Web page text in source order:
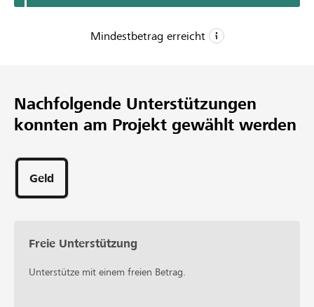
Mindestbetrag erreicht
CHF 100
Wunschbetrag
Unterstützungen
Nachfolgende Unterstützungen
konnten am Projekt gewählt werden
Geld
Freie Unterstützung
Unterstütze mit einem freien Betrag.